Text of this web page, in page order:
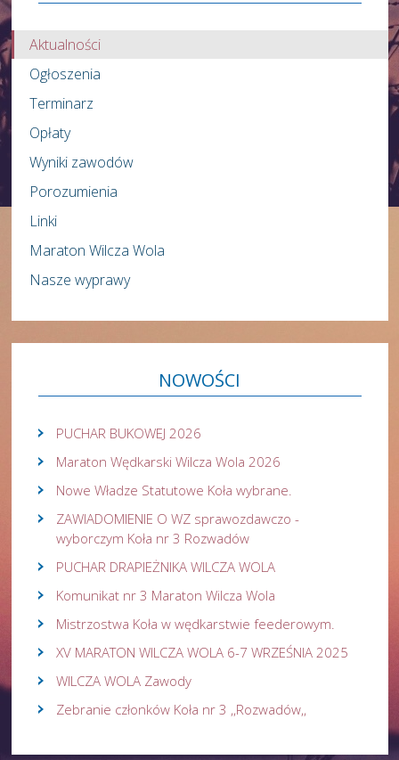
Aktualności
Ogłoszenia
Terminarz
Opłaty
Wyniki zawodów
Porozumienia
Linki
Maraton Wilcza Wola
Nasze wyprawy
NOWOŚCI
PUCHAR BUKOWEJ 2026
Maraton Wędkarski Wilcza Wola 2026
Nowe Władze Statutowe Koła wybrane.
ZAWIADOMIENIE O WZ sprawozdawczo -
wyborczym Koła nr 3 Rozwadów
PUCHAR DRAPIEŻNIKA WILCZA WOLA
Komunikat nr 3 Maraton Wilcza Wola
Mistrzostwa Koła w wędkarstwie feederowym.
XV MARATON WILCZA WOLA 6-7 WRZEŚNIA 2025
WILCZA WOLA Zawody
Zebranie członków Koła nr 3 ,,Rozwadów,,